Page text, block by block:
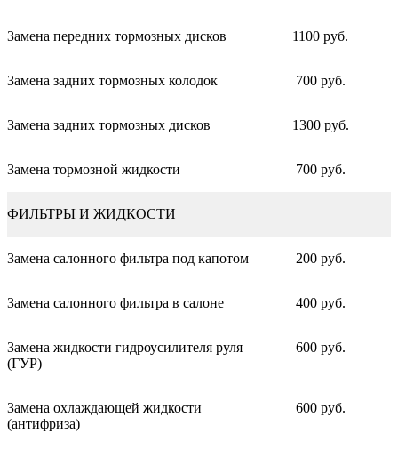
Замена передних тормозных дисков 1100 руб.
Замена задних тормозных колодок 700 руб.
Замена задних тормозных дисков 1300 руб.
Замена тормозной жидкости 700 руб.
ФИЛЬТРЫ И ЖИДКОСТИ
Замена салонного фильтра под капотом 200 руб.
Замена салонного фильтра в салоне 400 руб.
Замена жидкости гидроусилителя руля
(ГУР)
600 руб.
Замена охлаждающей жидкости
(антифриза)
600 руб.